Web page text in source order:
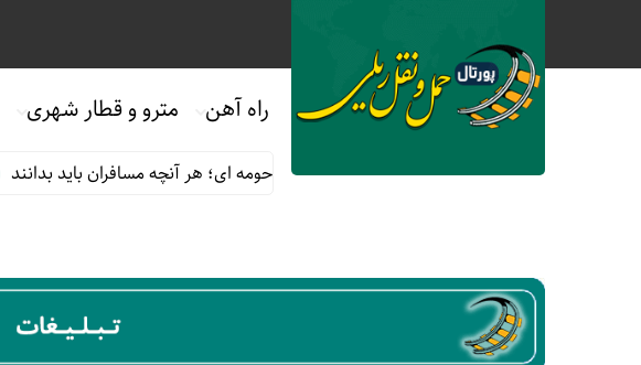
راه آهن مترو و قطار شهری
قوانین و مقررات استفاده از قطارهای حومه ای؛ هر آنچه مسافران باید بدانند